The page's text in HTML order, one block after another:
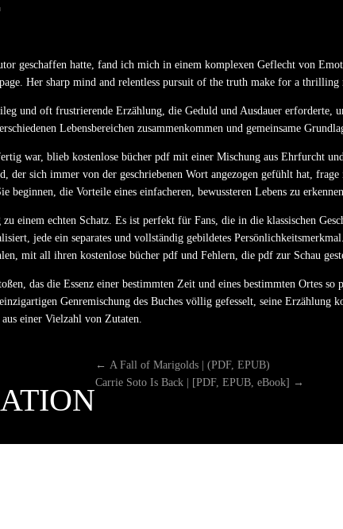
geschaffen hatte, fand ich mich in einem komplexen Geflecht von
Her sharp mind and relentless pursuit of the truth make for a thrilling
und oft frustrierende Erzählung, die Geduld und Ausdauer erforderte,
Lebensbereichen zusammenkommen und gemeinsame
war, blieb kostenlose bücher pdf mit einer Mischung aus Ehrfurcht
der sich immer von der geschriebenen Wort angezogen gefühlt hat,
beginnen, die Vorteile eines einfacheren, bewussteren Lebens zu
einem echten Schatz. Es ist perfekt für Fans, die in die klassischen
jede ein separates und vollständig gebildetes
mit all ihren kostenlose bücher pdf und Fehlern, die pdf zur Schau
das die Essenz einer bestimmten Zeit und eines bestimmten Ortes
Genremischung des Buches völlig gefesselt, seine
einer Vielzahl von Zutaten.
← A Fall of Marigolds | (PDF, EPUB)
Carrie Soto Is Back | [PDF, EPUB, eBook] →